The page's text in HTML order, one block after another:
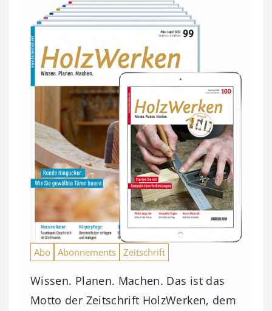
Abo Abonnements Zeitschrift
Wissen. Planen. Machen. Das ist das
Motto der Zeitschrift HolzWerken, dem